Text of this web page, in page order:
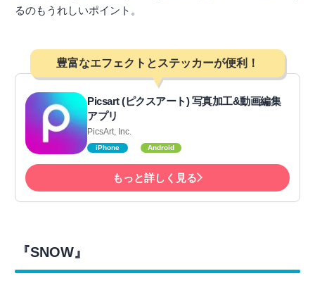
るのもうれしいポイント。
豊富なエフェクトとステッカーが便利！
Picsart (ピクスアート) 写真加工&動画編集
アプリ
PicsArt, Inc.
iPhone Android
もっと詳しく見る
『SNOW』